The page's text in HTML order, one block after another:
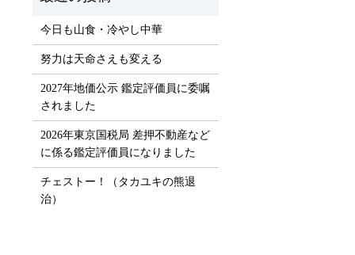
今日も山食・冷やし中華
努力は天命さえも変える
2027年地価公示 鑑定評価員に委嘱
されました
2026年東京国税局 差押不動産など
に係る鑑定評価員になりました
チェストー！（タカユキの熊退
治）